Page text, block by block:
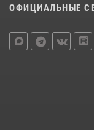
ОФИЦИАЛЬНЫЕ